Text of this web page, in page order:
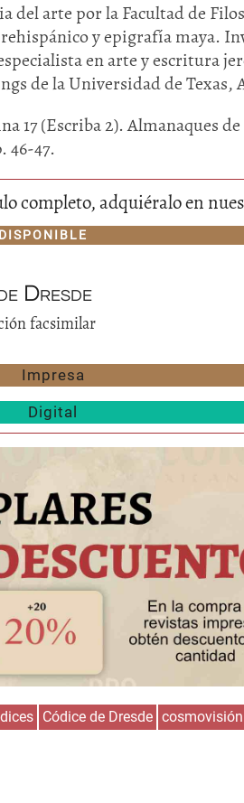
del arte por la Facultad de
y epigrafía maya.
en arte y escritura
de la Universidad de Texas,
17 (Escriba 2). Almanaques
46-47.
completo, adquiéralo en
Dresde
facsimilar
Impresa
Digital
Códice de Dresde cosmovisión